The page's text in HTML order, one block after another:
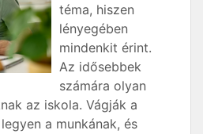
téma, hiszen
lényegében
mindenkit érint.
Az idősebbek
számára olyan
az iskola. Vágják a
a munkának, és